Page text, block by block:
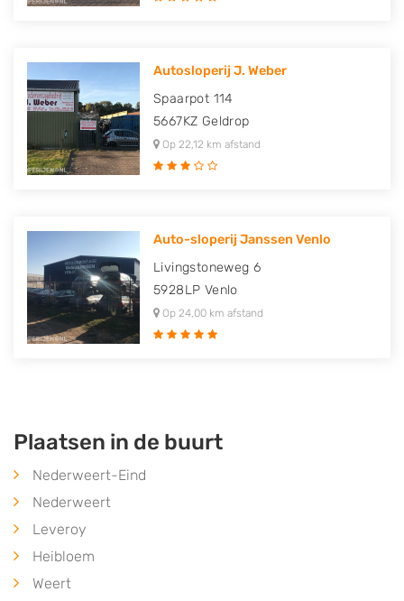
Autosloperij J. Weber
Spaarpot 114
5667KZ Geldrop
Op 22,12 km afstand
Auto-sloperij Janssen Venlo
Livingstoneweg 6
5928LP Venlo
Op 24,00 km afstand
Plaatsen in de buurt
Nederweert-Eind
Nederweert
Leveroy
Heibloem
Weert